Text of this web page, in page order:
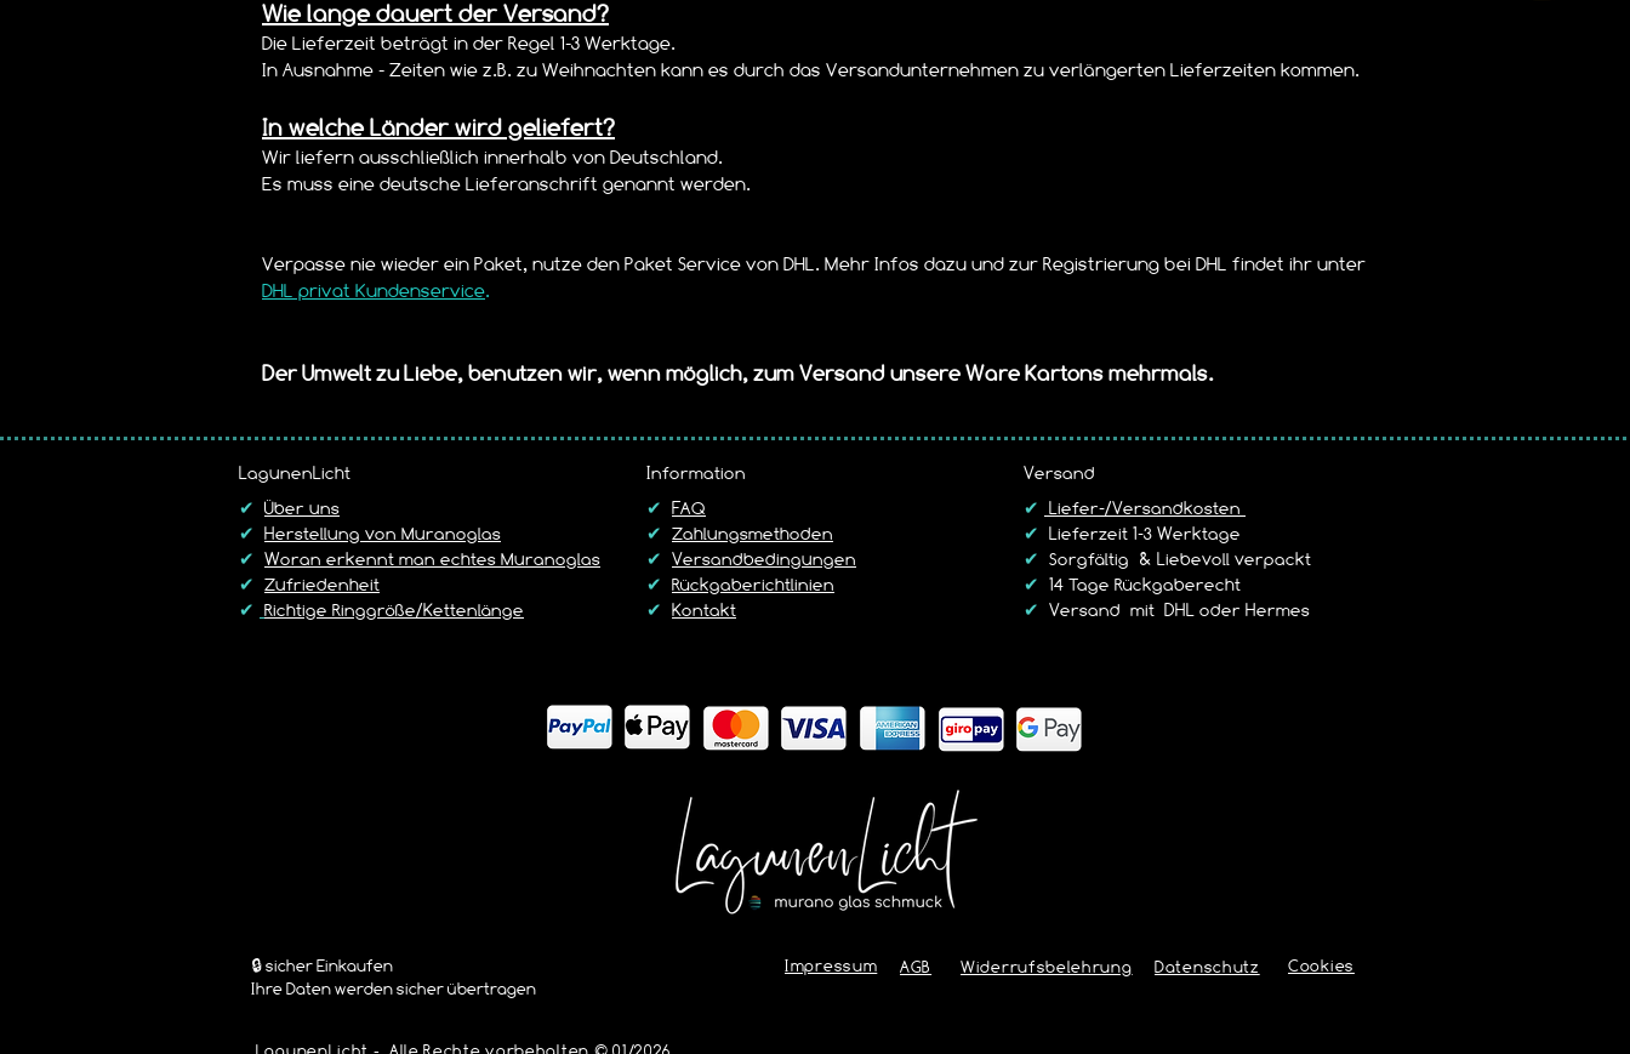
Wie lange dauert der Versand?
Die Lieferzeit beträgt in der Regel 1-3 Werktage.
In Ausnahme - Zeiten wie z.B. zu Weihnachten kann es durch das Versandunternehmen zu verlängerten Lieferzeiten kommen.
In welche Länder wird geliefert?
Wir liefern ausschließlich innerhalb von Deutschland.
Es muss eine deutsche Lieferanschrift genannt werden.
Verpasse nie wieder ein Paket, nutze den Paket Service von DHL. Mehr Infos dazu und zur Registrierung bei DHL findet ihr unter
DHL privat Kundenservice.
Der Umwelt zu Liebe, benutzen wir, wenn möglich, zum Versand unsere Ware Kartons mehrmals.
LagunenLicht
✔ Über uns
✔ Herstellung von Muranoglas
✔ Woran erkennt man echtes Muranoglas
✔ Zufriedenheit
✔ Richtige Ringgröße/Kettenlänge
Information
✔ FAQ
✔ Zahlungsmethoden
✔ Versandbedingungen
✔ Rückgaberichtlinien
✔ Kontakt
Versand
✔ Liefer-/Versandkosten
✔ Lieferzeit 1-3 Werktage
✔ Sorgfältig & Liebevoll verpackt
✔ 14 Tage Rückgaberecht
✔ Versand mit DHL oder Hermes
🔒 sicher Einkaufen
Ihre Daten werden sicher übertragen
Impressum AGB Widerrufsbelehrung Datenschutz Cookies